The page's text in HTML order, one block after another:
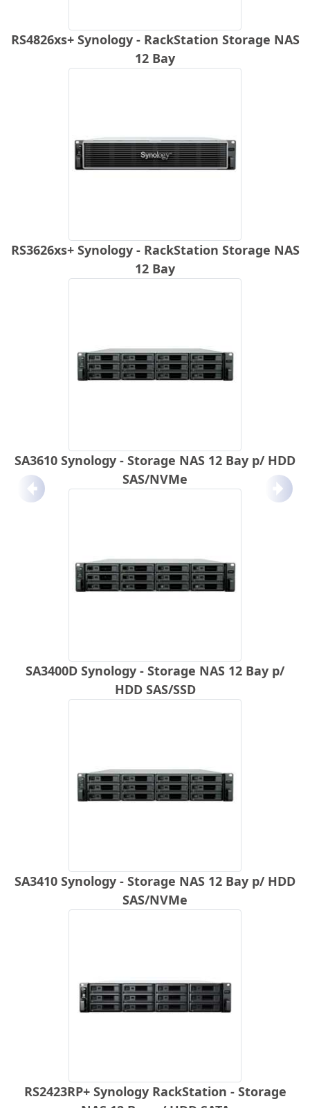
RS4826xs+ Synology - RackStation Storage NAS
12 Bay
RS3626xs+ Synology - RackStation Storage NAS
12 Bay
SA3610 Synology - Storage NAS 12 Bay p/ HDD
SAS/NVMe
SA3400D Synology - Storage NAS 12 Bay p/
HDD SAS/SSD
SA3410 Synology - Storage NAS 12 Bay p/ HDD
SAS/NVMe
RS2423RP+ Synology RackStation - Storage
Anterior